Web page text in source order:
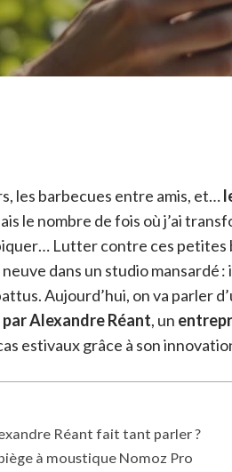
les barbecues entre amis, et…
le nombre de fois où j’ai
Lutter contre ces petites
dans un studio mansardé
Aujourd’hui, on va parler
Alexandre Réant, un
estivaux grâce à son
Réant fait tant parler ?
à moustique Nomoz Pro